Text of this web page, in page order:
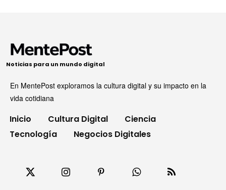
Noticias para un mundo digital
En MentePost exploramos la cultura digital y su impacto en la
vida cotidiana
Inicio Cultura Digital
Ciencia
Tecnología
Negocios Digitales